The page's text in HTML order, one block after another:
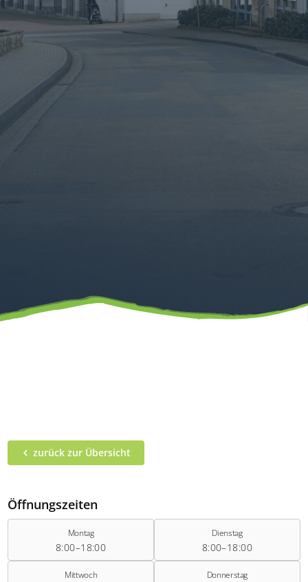
zurück zur Übersicht
Öffnungszeiten
Montag
8:00–18:00
Dienstag
8:00–18:00
Mittwoch Donnerstag